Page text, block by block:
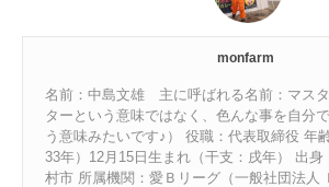
monfarm
名前：中島文雄 主に呼ばれる名前：マス
ターという意味ではなく、色んな事を自分
う意味みたいです♪） 役職：代表取締役 年
33年）12月15日生まれ（干支：戌年） 出身
村市 所属機関：愛Ｂリーグ（一般社団法人